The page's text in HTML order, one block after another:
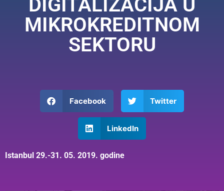
DIGITALIZACIJA U
MIKROKREDITNOM
SEKTORU
Facebook Twitter
LinkedIn
Istanbul 29.-31. 05. 2019. godine